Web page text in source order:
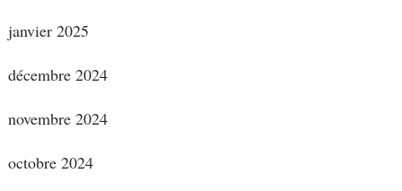
janvier 2025
décembre 2024
novembre 2024
octobre 2024